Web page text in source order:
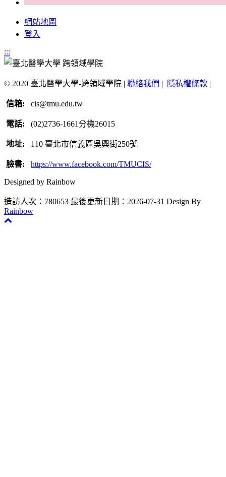
網站地圖
登入
:::
© 2020 臺北醫學大學-跨領域學院 | 聯絡我們 | 隱私權條款 |
信箱: cis@tmu.edu.tw
電話: (02)2736-1661分機26015
地址: 110 臺北市信義區吳興街250號
臉書: https://www.facebook.com/TMUCIS/
Designed by Rainbow
造訪人次：780653 最後更新日期：2026-07-31 Design By
Rainbow